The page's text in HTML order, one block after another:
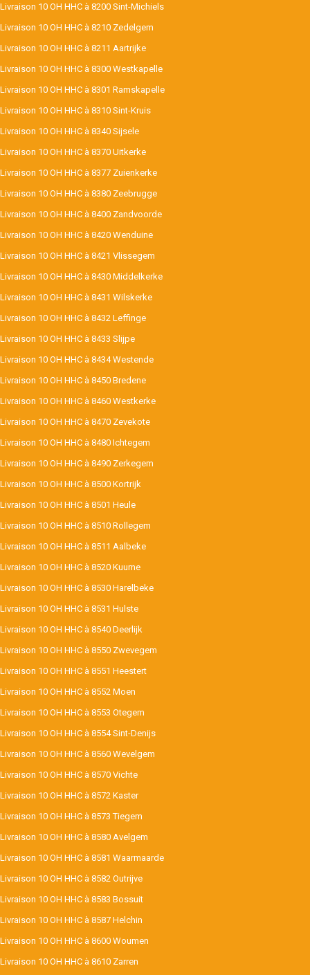
Livraison 10 OH HHC à 8200 Sint-Michiels
Livraison 10 OH HHC à 8210 Zedelgem
Livraison 10 OH HHC à 8211 Aartrijke
Livraison 10 OH HHC à 8300 Westkapelle
Livraison 10 OH HHC à 8301 Ramskapelle
Livraison 10 OH HHC à 8310 Sint-Kruis
Livraison 10 OH HHC à 8340 Sijsele
Livraison 10 OH HHC à 8370 Uitkerke
Livraison 10 OH HHC à 8377 Zuienkerke
Livraison 10 OH HHC à 8380 Zeebrugge
Livraison 10 OH HHC à 8400 Zandvoorde
Livraison 10 OH HHC à 8420 Wenduine
Livraison 10 OH HHC à 8421 Vlissegem
Livraison 10 OH HHC à 8430 Middelkerke
Livraison 10 OH HHC à 8431 Wilskerke
Livraison 10 OH HHC à 8432 Leffinge
Livraison 10 OH HHC à 8433 Slijpe
Livraison 10 OH HHC à 8434 Westende
Livraison 10 OH HHC à 8450 Bredene
Livraison 10 OH HHC à 8460 Westkerke
Livraison 10 OH HHC à 8470 Zevekote
Livraison 10 OH HHC à 8480 Ichtegem
Livraison 10 OH HHC à 8490 Zerkegem
Livraison 10 OH HHC à 8500 Kortrijk
Livraison 10 OH HHC à 8501 Heule
Livraison 10 OH HHC à 8510 Rollegem
Livraison 10 OH HHC à 8511 Aalbeke
Livraison 10 OH HHC à 8520 Kuurne
Livraison 10 OH HHC à 8530 Harelbeke
Livraison 10 OH HHC à 8531 Hulste
Livraison 10 OH HHC à 8540 Deerlijk
Livraison 10 OH HHC à 8550 Zwevegem
Livraison 10 OH HHC à 8551 Heestert
Livraison 10 OH HHC à 8552 Moen
Livraison 10 OH HHC à 8553 Otegem
Livraison 10 OH HHC à 8554 Sint-Denijs
Livraison 10 OH HHC à 8560 Wevelgem
Livraison 10 OH HHC à 8570 Vichte
Livraison 10 OH HHC à 8572 Kaster
Livraison 10 OH HHC à 8573 Tiegem
Livraison 10 OH HHC à 8580 Avelgem
Livraison 10 OH HHC à 8581 Waarmaarde
Livraison 10 OH HHC à 8582 Outrijve
Livraison 10 OH HHC à 8583 Bossuit
Livraison 10 OH HHC à 8587 Helchin
Livraison 10 OH HHC à 8600 Woumen
Livraison 10 OH HHC à 8610 Zarren